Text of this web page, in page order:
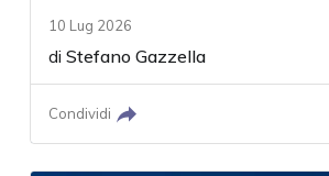
10 Lug 2026
diStefano Gazzella
Condividi